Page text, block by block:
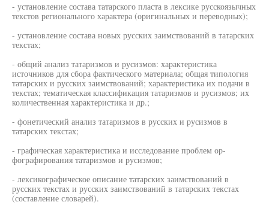
- установление состава татарского пласта в лексике русскоязычных
текстов регионального характера (оригинальных и переводных);
- установление состава новых русских заимствований в татарских
текстах;
- общий анализ татаризмов и русизмов: характеристика
источников для сбора фактического материала; общая типология
татарских и русских заимствований; характеристика их подачи в
текстах; тематическая классификация татаризмов и русизмов; их
количественная характеристика и др.;
- фонетический анализ татаризмов в русских и русизмов в
татарских текстах;
- графическая характеристика и исследование проблем ор-
фографирования татаризмов и русизмов;
- лексикографическое описание татарских заимствований в
русских текстах и русских заимствований в татарских текстах
(составление словарей).